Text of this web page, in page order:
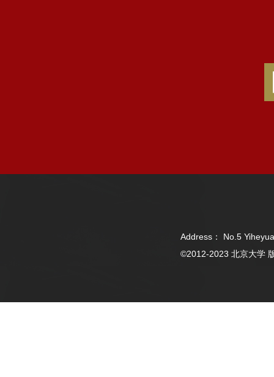
Address： No.5
©2012-2023 北京大学